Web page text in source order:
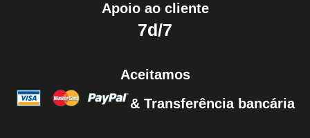
Apoio ao cliente
7d/7
Aceitamos
& Transferência bancária